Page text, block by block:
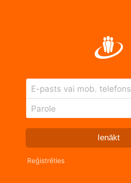
E-pasts vai mob. telefons
Parole
Ienākt
Reģistrēties